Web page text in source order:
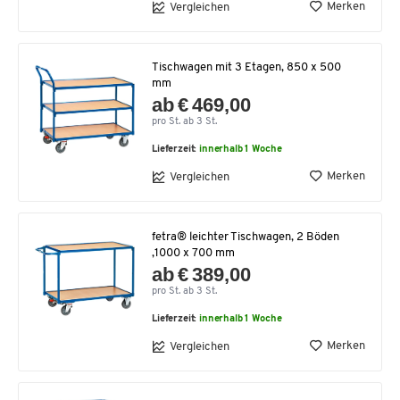
Vergleichen Merken
Tischwagen mit 3 Etagen, 850 x 500
mm
ab € 469,00
pro St. ab 3 St.
Lieferzeit:innerhalb 1 Woche
Vergleichen Merken
fetra® leichter Tischwagen, 2 Böden
,1000 x 700 mm
ab € 389,00
pro St. ab 3 St.
Lieferzeit:innerhalb 1 Woche
Vergleichen Merken